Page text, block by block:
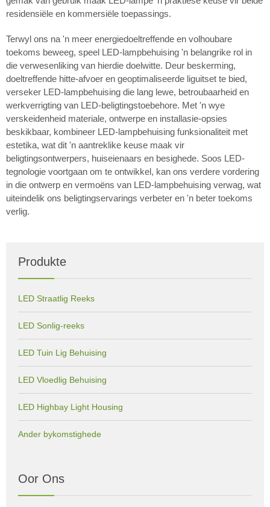
residensiële en kommersiële toepassings.
Terwyl ons na 'n meer energiedoeltreffende en volhoubare
toekoms beweeg, speel LED-lampbehuising 'n belangrike rol in
die verwesenliking van hierdie doelwitte. Deur beskerming,
doeltreffende hitte-afvoer en geoptimaliseerde liguitset te bied,
verseker LED-lampbehuising die lang lewe, betroubaarheid en
werkverrigting van LED-beligtingstoebehore. Met 'n wye
verskeidenheid materiale, ontwerpe en installasie-opsies
beskikbaar, kombineer LED-lampbehuising funksionaliteit met
estetika, wat dit 'n aantreklike keuse maak vir
beligtingsontwerpers, huiseienaars en besighede. Soos LED-
tegnologie voortgaan om te ontwikkel, kan ons verdere vordering
in die ontwerp en vermoëns van LED-lampbehuising verwag, wat
uiteindelik ons beligtingservarings verbeter en 'n beter toekoms
verlig.
Produkte
LED Straatlig Reeks
LED Sonlig-reeks
LED Tuin Lig Behuising
LED Vloedlig Behuising
LED Highbay Light Housing
Ander bykomstighede
Oor Ons